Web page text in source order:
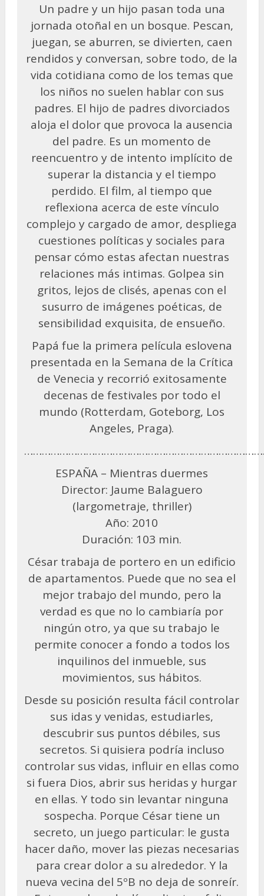
Un padre y un hijo pasan toda una
jornada otoñal en un bosque. Pescan,
juegan, se aburren, se divierten, caen
rendidos y conversan, sobre todo, de la
vida cotidiana como de los temas que
los niños no suelen hablar con sus
padres. El hijo de padres divorciados
aloja el dolor que provoca la ausencia
del padre. Es un momento de
reencuentro y de intento implícito de
superar la distancia y el tiempo
perdido. El film, al tiempo que
reflexiona acerca de este vínculo
complejo y cargado de amor, despliega
cuestiones políticas y sociales para
pensar cómo estas afectan nuestras
relaciones más intimas. Golpea sin
gritos, lejos de clisés, apenas con el
susurro de imágenes poéticas, de
sensibilidad exquisita, de ensueño.
Papá fue la primera película eslovena
presentada en la Semana de la Crítica
de Venecia y recorrió exitosamente
decenas de festivales por todo el
mundo (Rotterdam, Goteborg, Los
Angeles, Praga).
ESPAÑA – Mientras duermes
Director: Jaume Balaguero
(largometraje, thriller)
Año: 2010
Duración: 103 min.
César trabaja de portero en un edificio
de apartamentos. Puede que no sea el
mejor trabajo del mundo, pero la
verdad es que no lo cambiaría por
ningún otro, ya que su trabajo le
permite conocer a fondo a todos los
inquilinos del inmueble, sus
movimientos, sus hábitos.
Desde su posición resulta fácil controlar
sus idas y venidas, estudiarles,
descubrir sus puntos débiles, sus
secretos. Si quisiera podría incluso
controlar sus vidas, influir en ellas como
si fuera Dios, abrir sus heridas y hurgar
en ellas. Y todo sin levantar ninguna
sospecha. Porque César tiene un
secreto, un juego particular: le gusta
hacer daño, mover las piezas necesarias
para crear dolor a su alrededor. Y la
nueva vecina del 5ºB no deja de sonreír.